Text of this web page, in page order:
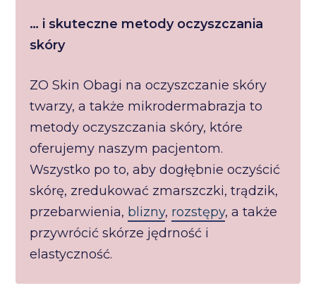
… i skuteczne metody oczyszczania
skóry
ZO Skin Obagi na oczyszczanie skóry
twarzy, a także mikrodermabrazja to
metody oczyszczania skóry, które
oferujemy naszym pacjentom.
Wszystko po to, aby dogłębnie oczyścić
skórę, zredukować zmarszczki, trądzik,
przebarwienia, blizny, rozstępy, a także
przywrócić skórze jędrność i
elastyczność.